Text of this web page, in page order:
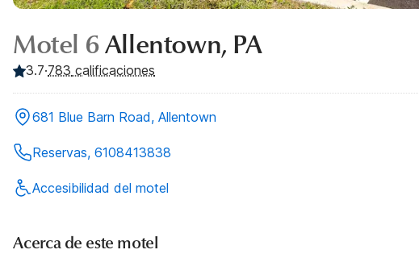
Motel 6Allentown, PA
3.7·783 calificaciones
681 Blue Barn Road, Allentown
Reservas, 6108413838
Accesibilidad del motel
Acerca de este motel